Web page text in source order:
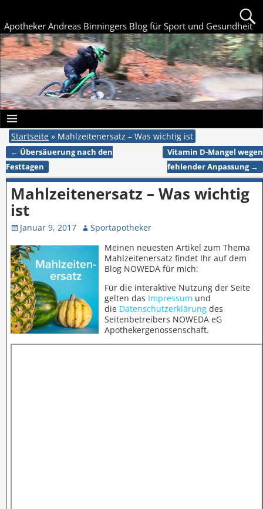
Apotheker Andreas Binningers Blog für Sport und Gesundheit
Startseite » Mahlzeitenersatz – Was wichtig ist
Artikelnavigation
← Übersäuerung nach den
Festtagen
Vitamin D-Mangel wegen
fehlender Anpassung →
Mahlzeitenersatz – Was wichtig
ist
Januar 9, 2017
Sportapotheker
Meinen neuesten Artikel zum Thema
Mahlzeitenersatz findet Ihr auf dem
Blog NOWEDA für mich:
Für die interaktive Nutzung der Seite
gelten das Impressum und
die Datenschutzerklärung des
Seitenbetreibers NOWEDA eG
Apothekergenossenschaft.